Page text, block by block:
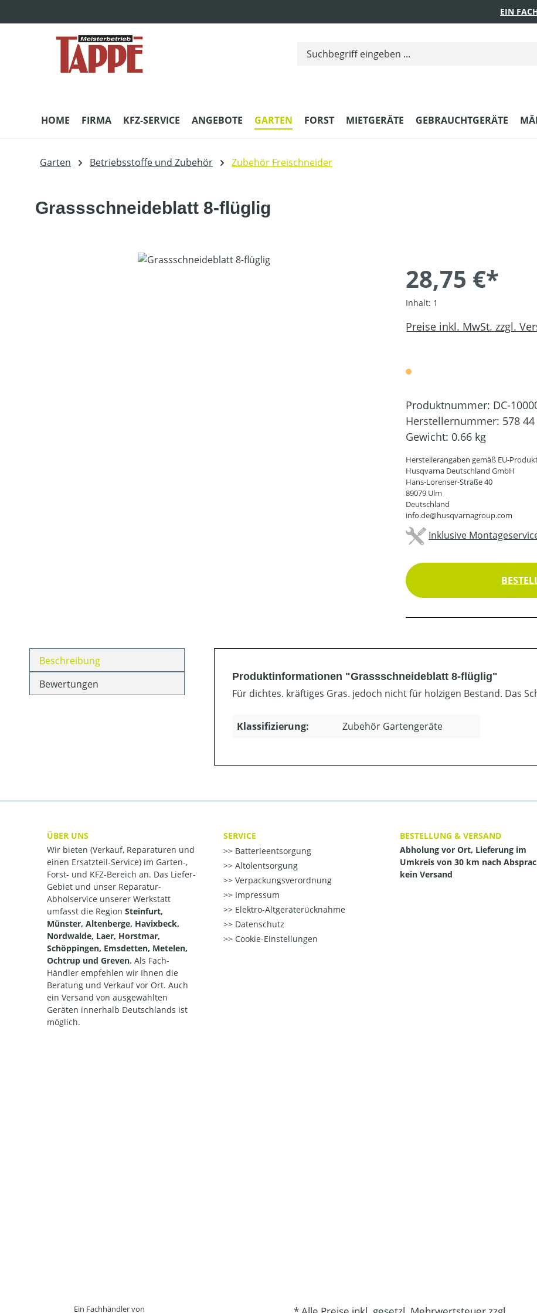
EIN
HOME FIRMA KFZ-SERVICE ANGEBOTE GARTEN FORST MIETGERÄTE GEBRAUCHTGERÄTE
Garten Betriebsstoffe und Zubehör Zubehör Freischneider
Grassschneideblatt 8-flüglig
Bildergalerie überspringen
28,75 €*
Inhalt: 1
Preise inkl. MwSt. zzgl.
Produktnummer: DC-
Herstellernummer: 578 44
Gewicht: 0.66 kg
Herstellerangaben gemäß EU-
Husqvarna Deutschland GmbH
Hans-Lorenser-Straße 40
89079 Ulm
Deutschland
info.de@husqvarnagroup.com
Inklusive
Beschreibung
Bewertungen
Produktinformationen "Grassschneideblatt 8-flüglig"
Für dichtes. kräftiges Gras. jedoch nicht für holzigen Bestand. Das
Klassifizierung: Zubehör Gartengeräte
ÜBER UNS
Wir bieten (Verkauf, Reparaturen und
einen Ersatzteil-Service) im Garten-,
Forst- und KFZ-Bereich an. Das Liefer-
Gebiet und unser Reparatur-
Abholservice unserer Werkstatt
umfasst die Region Steinfurt,
Münster, Altenberge, Havixbeck,
Nordwalde, Laer, Horstmar,
Schöppingen, Emsdetten, Metelen,
Ochtrup und Greven. Als Fach-
Händler empfehlen wir Ihnen die
Beratung und Verkauf vor Ort. Auch
ein Versand von ausgewählten
Geräten innerhalb Deutschlands ist
möglich.
SERVICE
Batterieentsorgung
Altölentsorgung
Verpackungsverordnung
Impressum
Elektro-Altgeräterücknahme
Datenschutz
Cookie-Einstellungen
BESTELLUNG & VERSAND
Abholung vor Ort, Lieferung im
Umkreis von 30 km nach
kein Versand
Ein Fachhändler von